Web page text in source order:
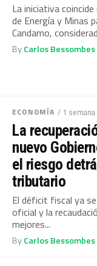
La iniciativa
de Energía y Minas
Candamo,
ByCarlos Bessombes
ECONOMÍA / 1 semana
La
nuevo
el riesgo
tributario
El déficit fiscal ya
oficial y la
mejores...
ByCarlos Bessombes